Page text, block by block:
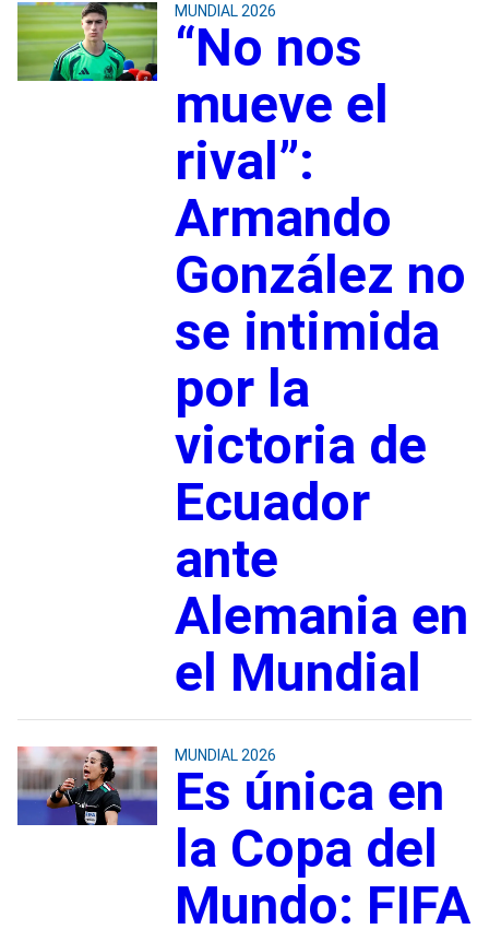
MUNDIAL 2026
“No nos
mueve el
rival”:
Armando
González no
se intimida
por la
victoria de
Ecuador
ante
Alemania en
el Mundial
MUNDIAL 2026
Es única en
la Copa del
Mundo: FIFA